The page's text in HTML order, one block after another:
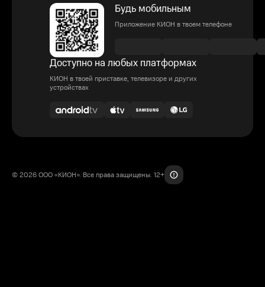
Будь мобильным
Приложение КИОН в твоем телефоне
Доступно на любых платформах
КИОН в твоей приставке, телевизоре и других
устройствах
© 2026 ООО «КИОН». Все права защищены. 12+